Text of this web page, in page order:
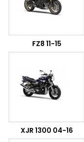
FZ8 11-15
XJR 1300 04-16